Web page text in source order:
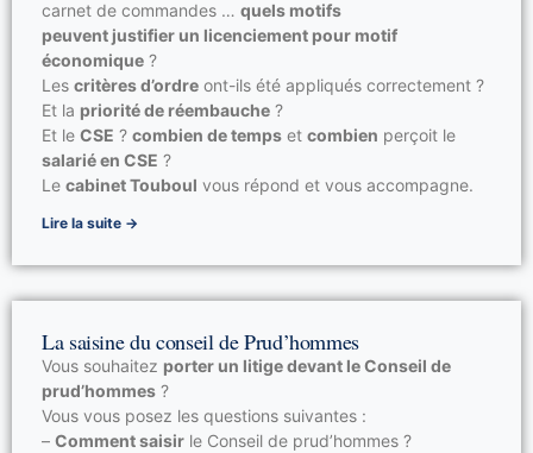
carnet de commandes … quels motifs
peuvent justifier un licenciement pour motif
économique ?
Les critères d’ordre ont-ils été appliqués correctement ?
Et la priorité de réembauche ?
Et le CSE ? combien de temps et combien perçoit le
salarié en CSE ?
Le cabinet Touboul vous répond et vous accompagne.
Lire la suite →
La saisine du conseil de Prud’hommes
Vous souhaitez porter un litige devant le Conseil de
prud’hommes ?
Vous vous posez les questions suivantes :
– Comment saisir le Conseil de prud’hommes ?